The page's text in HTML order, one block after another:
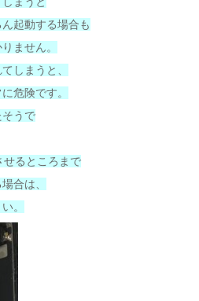
起動する場合も
ません。
しまうと、
危険です。
うで
せるところまで
合は、
。